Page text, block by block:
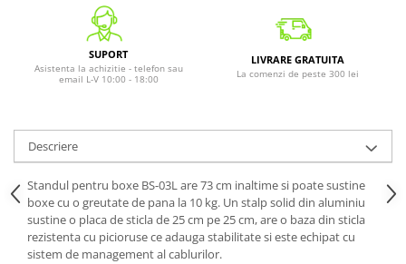
SUPORT
Asistenta la achizitie - telefon sau
email L-V 10:00 - 18:00
LIVRARE GRATUITA
La comenzi de peste 300 lei
Descriere
Standul pentru boxe BS-03L are 73 cm inaltime si poate sustine
boxe cu o greutate de pana la 10 kg. Un stalp solid din aluminiu
sustine o placa de sticla de 25 cm pe 25 cm, are o baza din sticla
rezistenta cu picioruse ce adauga stabilitate si este echipat cu
sistem de management al cablurilor.